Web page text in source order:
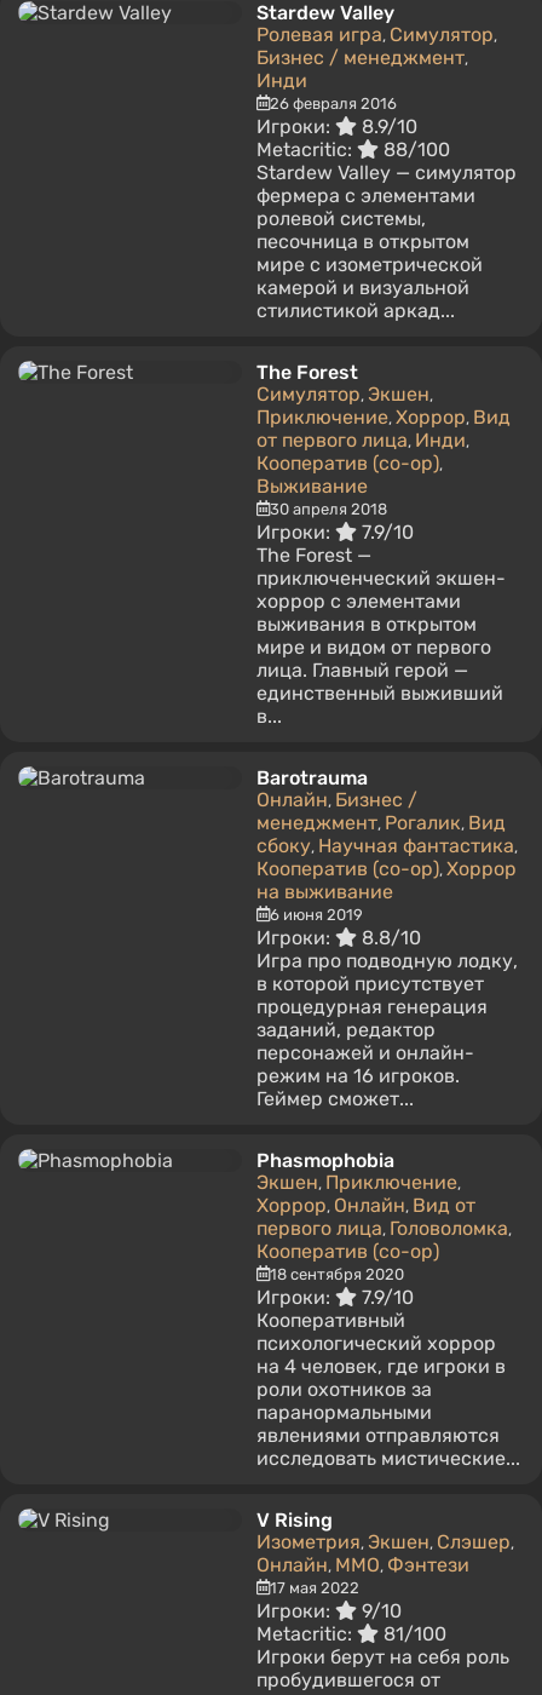
Stardew Valley
Ролевая игра, Симулятор,
Бизнес / менеджмент,
Инди
26 февраля 2016
Игроки:
8.9/10
Metacritic:
88/100
Stardew Valley — симулятор
фермера с элементами
ролевой системы,
песочница в открытом
мире с изометрической
камерой и визуальной
стилистикой аркад...
The Forest
Симулятор, Экшен,
Приключение, Хоррор, Вид
от первого лица, Инди,
Кооператив (co-op),
Выживание
30 апреля 2018
Игроки:
7.9/10
The Forest —
приключенческий экшен-
хоррор с элементами
выживания в открытом
мире и видом от первого
лица. Главный герой —
единственный выживший
в...
Barotrauma
Онлайн, Бизнес /
менеджмент, Рогалик, Вид
сбоку, Научная фантастика,
Кооператив (co-op), Хоррор
на выживание
6 июня 2019
Игроки:
8.8/10
Игра про подводную лодку,
в которой присутствует
процедурная генерация
заданий, редактор
персонажей и онлайн-
режим на 16 игроков.
Геймер сможет...
Phasmophobia
Экшен, Приключение,
Хоррор, Онлайн, Вид от
первого лица, Головоломка,
Кооператив (co-op)
18 сентября 2020
Игроки:
7.9/10
Кооперативный
психологический хоррор
на 4 человек, где игроки в
роли охотников за
паранормальными
явлениями отправляются
исследовать мистические...
V Rising
Изометрия, Экшен, Слэшер,
Онлайн, MMO, Фэнтези
17 мая 2022
Игроки:
9/10
Metacritic:
81/100
Игроки берут на себя роль
пробудившегося от